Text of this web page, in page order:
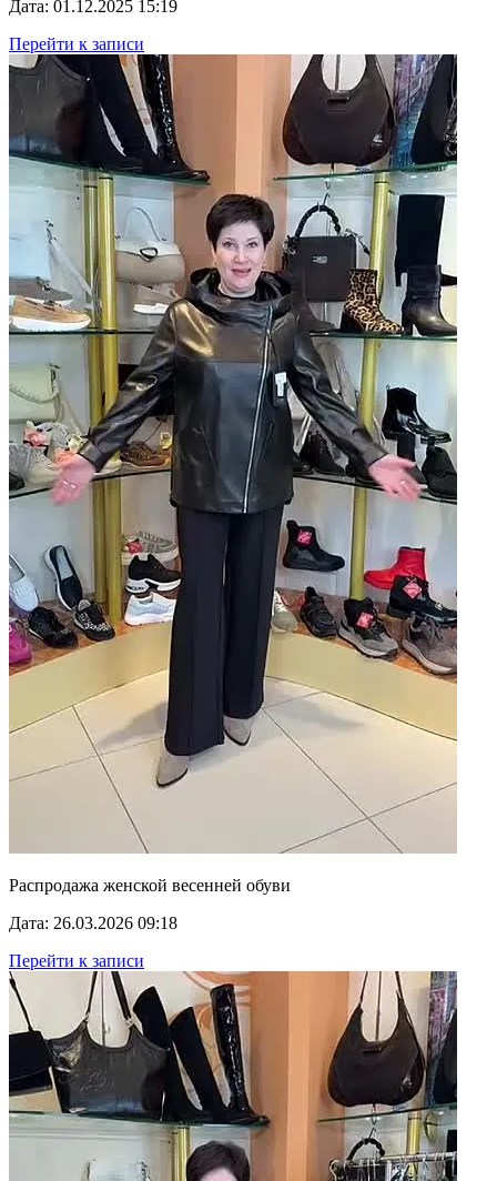
Дата: 01.12.2025 15:19
Перейти к записи
Распродажа женской весенней обуви
Дата: 26.03.2026 09:18
Перейти к записи